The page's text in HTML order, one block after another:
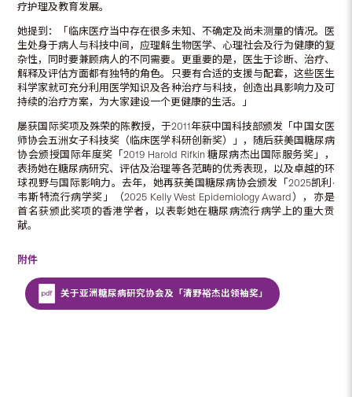
疗护理及教育发展。
她提到：「临床医疗当中存在很多未知、不确定及尚未测量的情况。医
生处身于病人与科技中间，应理解生物医学、心理社会及行为健康的复
杂性，同时要兼顾病人的不同需要。更重要的是，医生于诊断、治疗、
解释及评估方面都有独特的角色。只要有合适的支援与配套，这些医生
科学家就可充分利用医学知识及各种治疗与科技，创造出具影响力及可
持续的治疗方案，为大家建设一个更健康的生活。」
屡获国际奖项及殊荣的陈教授，于2011年获中国科技部颁发「中国女医
师协会五洲女子科技奖（临床医学科研创新奖）」，随后获美国糖尿病
协会颁授国际年度奖「2019 Harold Rifkin 糖尿病杰出国际服务奖」，
表扬她在糖尿病研究、评估及治理等各范畴的优秀表现，以及卓越的环
球视野与国际影响力。去年，她再获美国糖尿病协会颁发「2025凯利·
韦斯特流行病学奖」（2025 Kelly West Epidemiology Award），亦是
首名获颁此奖项的香港学者，以表彰她在糖尿病流行病学上的重大贡
献。
附件
关于亚洲糖尿病研究协会及「清野裕杰出领袖奖」